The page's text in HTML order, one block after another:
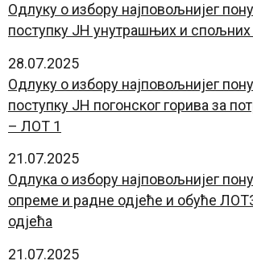
Одлуку о избору најповољнијег
поступку ЈН унутрашњих и спољних
28.07.2025
Одлуку о избору најповољнијег
поступку ЈН погонског горива за
– ЛОТ 1
21.07.2025
Одлука о избору најповољнијег
опреме и радне одјеће и обуће
одјећа
21.07.2025